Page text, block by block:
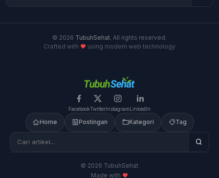
© 2026 TubuhSehat. All rights reserved.
Crafted with
using modern web technology
FacebookTwitterInstagramLinkedIn
Home Postingan Kategori Tag
© 2026 TubuhSehat
Made with